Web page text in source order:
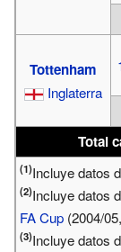
Tottenham
Inglaterra
Total
(1)Incluye datos
(2)Incluye datos
FA Cup (2004/
(3)Incluye datos